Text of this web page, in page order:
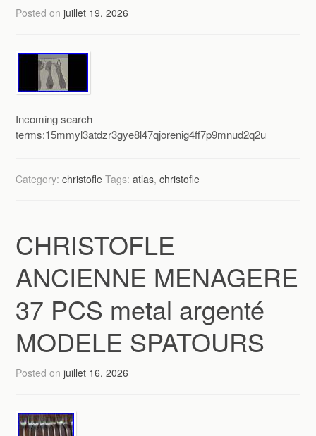
Posted onjuillet 19, 2026
Incoming search
terms:15mmyl3atdzr3gye8l47qjorenig4ff7p9mnud2q2u
Category:christofle Tags:atlas,christofle
CHRISTOFLE
ANCIENNE MENAGERE
37 PCS metal argenté
MODELE SPATOURS
Posted onjuillet 16, 2026